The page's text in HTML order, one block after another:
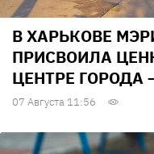
В ХАРЬКОВЕ
ПРИСВОИЛА
ЦЕНТРЕ ГОРОДА
07 Августа 11:56